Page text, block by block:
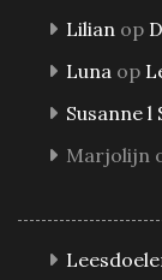
Lilian op
Luna op
Susanne l
Marjolijn